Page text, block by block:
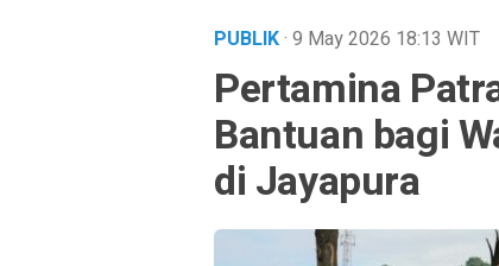
PUBLIK· 9 May 2026 18:13 WIT
Pertamina
Bantuan bagi
di Jayapura